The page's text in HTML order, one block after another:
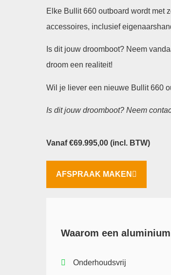
Elke Bullit 660 outboard wordt met
accessoires, inclusief
Is dit jouw droomboot? Neem
droom een realiteit!
Wil je liever een nieuwe Bullit 660
Is dit jouw droomboot? Neem
Vanaf€69.995,00 (incl. BTW)
AFSPRAAK MAKEN
Waarom een
Onderhoudsvrij